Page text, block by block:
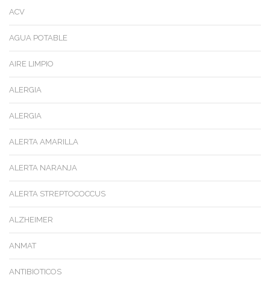
ACV
AGUA POTABLE
AIRE LIMPIO
ALERGIA
ALERGIA
ALERTA AMARILLA
ALERTA NARANJA
ALERTA STREPTOCOCCUS
ALZHEIMER
ANMAT
ANTIBIOTICOS